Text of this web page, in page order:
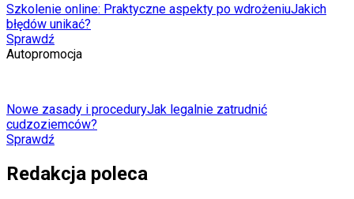
Szkolenie online: Praktyczne aspekty po wdrożeniuJakich
błędów unikać?
Sprawdź
Autopromocja
Nowe zasady i proceduryJak legalnie zatrudnić
cudzoziemców?
Sprawdź
Redakcja poleca